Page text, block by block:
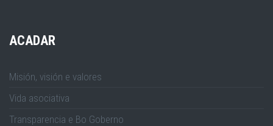
ACADAR
Misión, visión e valores
Vida asociativa
Transparencia e Bo Goberno